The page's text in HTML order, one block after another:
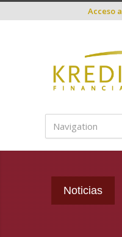
Acceso a
Noticias